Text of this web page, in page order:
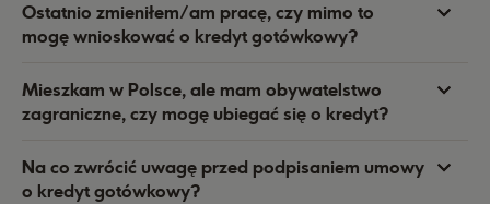
Ostatnio zmieniłem/am pracę, czy mimo to
mogę wnioskować o kredyt gotówkowy?
Mieszkam w Polsce, ale mam obywatelstwo
zagraniczne, czy mogę ubiegać się o kredyt?
Na co zwrócić uwagę przed podpisaniem umowy
o kredyt gotówkowy?